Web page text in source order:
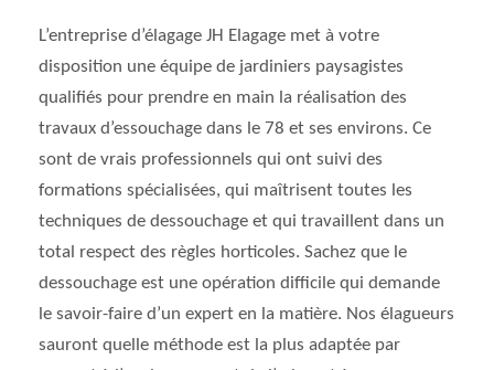
L’entreprise d’élagage JH Elagage met à votre
disposition une équipe de jardiniers paysagistes
qualifiés pour prendre en main la réalisation des
travaux d’essouchage dans le 78 et ses environs. Ce
sont de vrais professionnels qui ont suivi des
formations spécialisées, qui maîtrisent toutes les
techniques de dessouchage et qui travaillent dans un
total respect des règles horticoles. Sachez que le
dessouchage est une opération difficile qui demande
le savoir-faire d’un expert en la matière. Nos élagueurs
sauront quelle méthode est la plus adaptée par